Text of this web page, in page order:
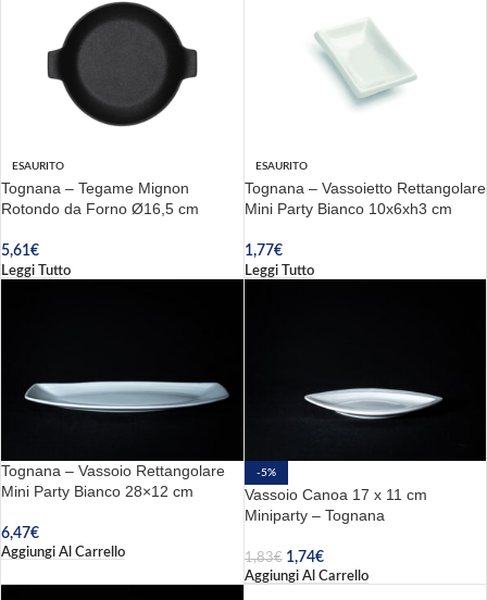
ESAURITO
Tognana – Tegame Mignon
Rotondo da Forno Ø16,5 cm
5,61€
Leggi Tutto
ESAURITO
Tognana – Vassoietto Rettangolare
Mini Party Bianco 10x6xh3 cm
1,77€
Leggi Tutto
Tognana – Vassoio Rettangolare
Mini Party Bianco 28×12 cm
6,47€
Aggiungi Al Carrello
-5%
Vassoio Canoa 17 x 11 cm
Miniparty – Tognana
1,83€ 1,74€
Aggiungi Al Carrello